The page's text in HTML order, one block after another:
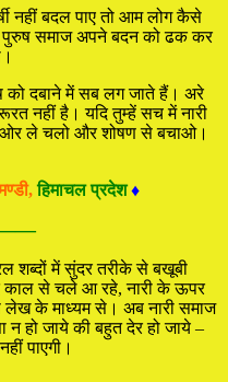
नहीं बदल पाए तो आम लोग कैसे
पुरुष समाज अपने बदन को ढक कर
को दबाने में सब लग जाते हैं। अरे
नहीं है। यदि तुम्हें सच में नारी
ओर ले चलो और शोषण से बचाओ।
हिमाचल प्रदेश ♦
शब्दों में सुंदर तरीके से बखूबी
काल से चले आ रहे, नारी के ऊपर
लेख के माध्यम से। अब नारी समाज
न हो जाये की बहुत देर हो जाये –
पाएगी।